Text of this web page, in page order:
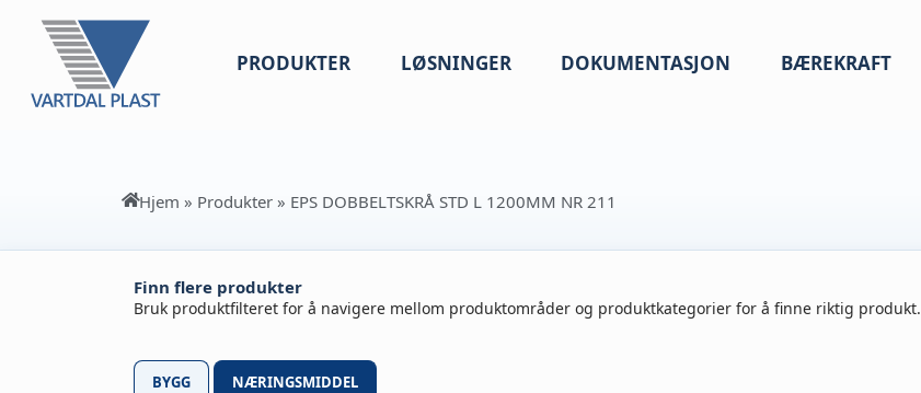
PRODUKTER LØSNINGER DOKUMENTASJON BÆREKRAFT
Hjem » Produkter » EPS DOBBELTSKRÅ STD L 1200MM NR 211
Finn flere produkter
Bruk produktfilteret for å navigere mellom produktområder og produktkategorier for å finne riktig produkt.
BYGG NÆRINGSMIDDEL